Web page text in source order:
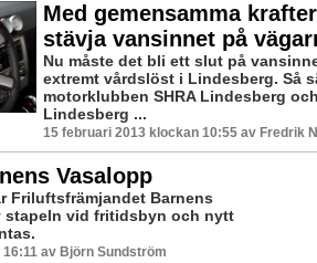
Med gemensamma
stävja vansinnet på
Nu måste det bli ett slut på
extremt vårdslöst i Lindesberg. Så
motorklubben SHRA Lindesberg
Lindesberg ...
15 februari 2013 klockan 10:55 av Fredrik
Vasalopp
Friluftsfrämjandet Barnens
stapeln vid fritidsbyn och nytt
av Björn Sundström